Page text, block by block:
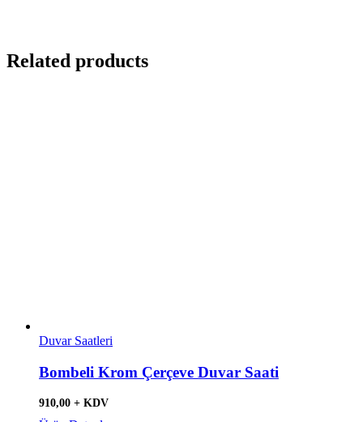
Related products
Duvar Saatleri
Bombeli Krom Çerçeve Duvar Saati
910,00 + KDV